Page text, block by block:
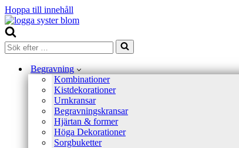
Hoppa till innehåll
Sök
efter
Begravning
Kombinationer
Kistdekorationer
Urnkransar
Begravningskransar
Hjärtan & former
Höga Dekorationer
Sorgbuketter